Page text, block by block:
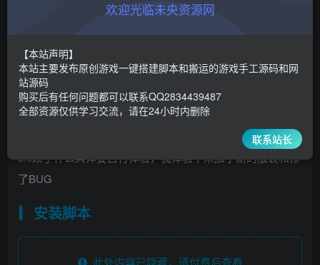
￥9.9 ￥ 3000
5.0改了什么具体要自行体验，我体验下来加了新的服装和修
了BUG
安装脚本
此处内容已隐藏，请付费后查看
欢迎光临未央资源网
【本站声明】
本站主要发布原创游戏一键搭建脚本和搬运的游戏手工源码和网
站源码
购买后有任何问题都可以联系QQ2834439487
全部资源仅供学习交流，请在24小时内删除
联系站长